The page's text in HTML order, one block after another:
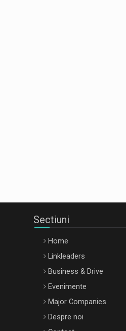
Sectiuni
Home
Linkleaders
Business & Drive
Evenimente
Major Companies
Despre noi